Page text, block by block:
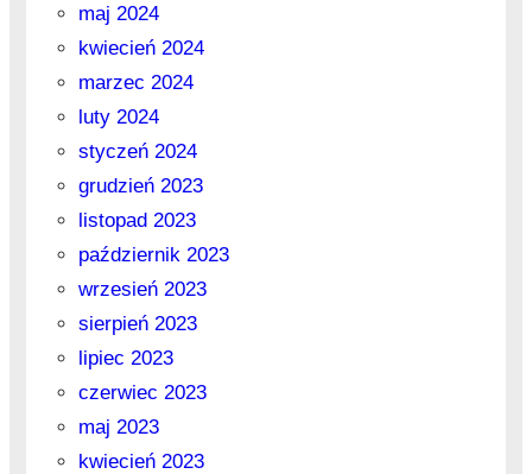
maj 2024
kwiecień 2024
marzec 2024
luty 2024
styczeń 2024
grudzień 2023
listopad 2023
październik 2023
wrzesień 2023
sierpień 2023
lipiec 2023
czerwiec 2023
maj 2023
kwiecień 2023